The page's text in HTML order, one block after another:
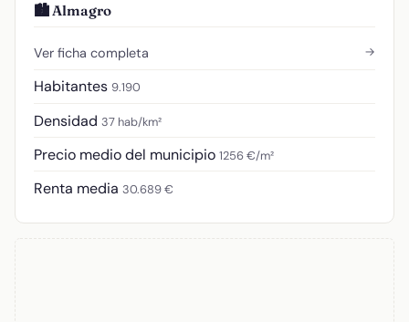
🏙️ Almagro
Ver ficha completa →
Habitantes 9.190
Densidad 37 hab/km²
Precio medio del municipio 1256 €/m²
Renta media 30.689 €